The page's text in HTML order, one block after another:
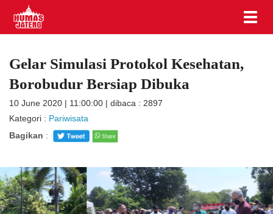
Gelar Simulasi Protokol Kesehatan,
Borobudur Bersiap Dibuka
10 June 2020 | 11:00:00 | dibaca : 2897
Kategori : Pariwisata
Bagikan :